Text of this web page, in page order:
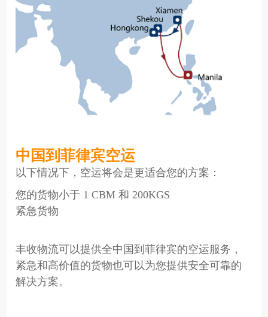
中国到菲律宾空运
以下情况下，空运将会是更适合您的方案：
您的货物小于 1 CBM 和 200KGS
紧急货物
丰收物流可以提供全中国到菲律宾的空运服务，
紧急和高价值的货物也可以为您提供安全可靠的
解决方案。